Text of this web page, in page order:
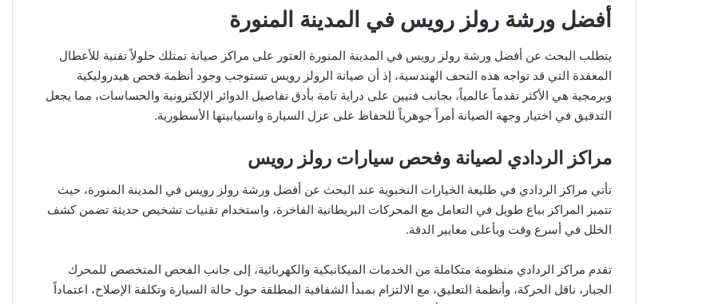
​أفضل ورشة رولز رويس في المدينة المنورة
​يتطلب البحث عن أفضل ورشة رولز رويس في المدينة المنورة العثور على مراكز صيانة تمتلك حلولاً تقنية للأعطال
المعقدة التي قد تواجه هذه التحف الهندسية، إذ أن صيانة الرولز رويس تستوجب وجود أنظمة فحص هيدروليكية
وبرمجية هي الأكثر تقدماً عالمياً، بجانب فنيين على دراية تامة بأدق تفاصيل الدوائر الإلكترونية والحساسات، مما يجعل
التدقيق في اختيار وجهة الصيانة أمراً جوهرياً للحفاظ على عزل السيارة وانسيابيتها الأسطورية.
​مراكز الردادي لصيانة وفحص سيارات رولز رويس
​تأتي مراكز الردادي في طليعة الخيارات النخبوية عند البحث عن أفضل ورشة رولز رويس في المدينة المنورة، حيث
تتميز المراكز بباع طويل في التعامل مع المحركات البريطانية الفاخرة، واستخدام تقنيات تشخيص حديثة تضمن كشف
الخلل في أسرع وقت وبأعلى معايير الدقة.
​تقدم مراكز الردادي منظومة متكاملة من الخدمات الميكانيكية والكهربائية، إلى جانب الفحص المتخصص للمحرك
الجبار، ناقل الحركة، وأنظمة التعليق، مع الالتزام بمبدأ الشفافية المطلقة حول حالة السيارة وتكلفة الإصلاح، اعتماداً